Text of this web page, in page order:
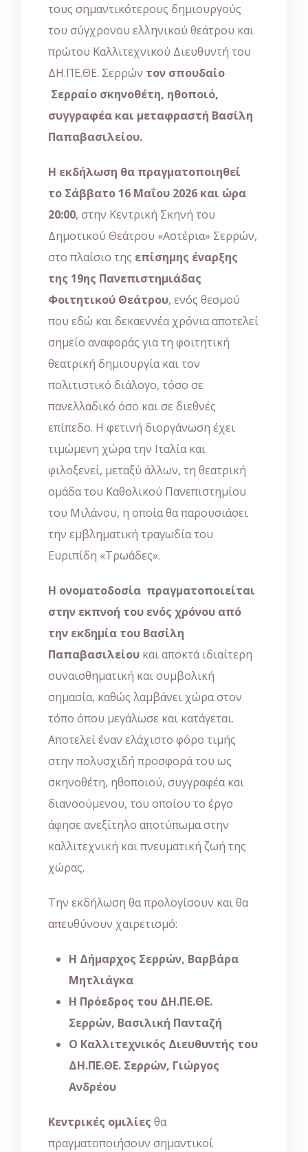
τους σημαντικότερους δημιουργούς
του σύγχρονου ελληνικού θεάτρου και
πρώτου Καλλιτεχνικού Διευθυντή του
ΔΗ.ΠΕ.ΘΕ. Σερρών τον σπουδαίο
Σερραίο σκηνοθέτη, ηθοποιό,
συγγραφέα και μεταφραστή Βασίλη
Παπαβασιλείου.
Η εκδήλωση θα πραγματοποιηθεί
το Σάββατο 16 Μαΐου 2026 και ώρα
20:00, στην Κεντρική Σκηνή του
Δημοτικού Θεάτρου «Αστέρια» Σερρών,
στο πλαίσιο της επίσημης έναρξης
της 19ης Πανεπιστημιάδας
Φοιτητικού Θεάτρου, ενός θεσμού
που εδώ και δεκαεννέα χρόνια αποτελεί
σημείο αναφοράς για τη φοιτητική
θεατρική δημιουργία και τον
πολιτιστικό διάλογο, τόσο σε
πανελλαδικό όσο και σε διεθνές
επίπεδο. Η φετινή διοργάνωση έχει
τιμώμενη χώρα την Ιταλία και
φιλοξενεί, μεταξύ άλλων, τη θεατρική
ομάδα του Καθολικού Πανεπιστημίου
του Μιλάνου, η οποία θα παρουσιάσει
την εμβληματική τραγωδία του
Ευριπίδη «Τρωάδες».
Η ονοματοδοσία πραγματοποιείται
στην εκπνοή του ενός χρόνου από
την εκδημία του Βασίλη
Παπαβασιλείου και αποκτά ιδιαίτερη
συναισθηματική και συμβολική
σημασία, καθώς λαμβάνει χώρα στον
τόπο όπου μεγάλωσε και κατάγεται.
Αποτελεί έναν ελάχιστο φόρο τιμής
στην πολυσχιδή προσφορά του ως
σκηνοθέτη, ηθοποιού, συγγραφέα και
διανοούμενου, του οποίου το έργο
άφησε ανεξίτηλο αποτύπωμα στην
καλλιτεχνική και πνευματική ζωή της
χώρας.
Την εκδήλωση θα προλογίσουν και θα
απευθύνουν χαιρετισμό:
Η Δήμαρχος Σερρών, Βαρβάρα
Μητλιάγκα
Η Πρόεδρος του ΔΗ.ΠΕ.ΘΕ.
Σερρών, Βασιλική Πανταζή
Ο Καλλιτεχνικός Διευθυντής του
ΔΗ.ΠΕ.ΘΕ. Σερρών, Γιώργος
Ανδρέου
Κεντρικές ομιλίες θα
πραγματοποιήσουν σημαντικοί